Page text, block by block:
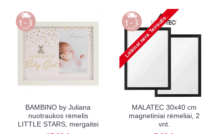
BAMBINO by Juliana
nuotraukos rėmelis
LITTLE STARS, mergaitei
MALATEC 30x40 cm
magnetiniai rėmeliai, 2
vnt.